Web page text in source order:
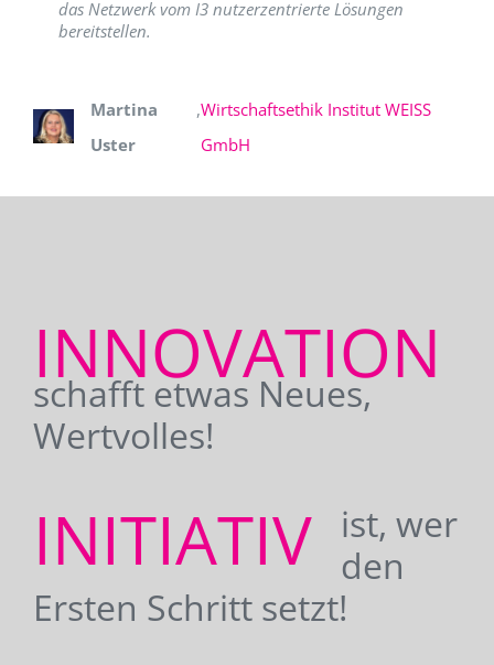
das Netzwerk vom I3 nutzerzentrierte Lösungen
bereitstellen.
Martina
Uster
,Wirtschaftsethik Institut WEISS
GmbH
INNOVATION
schafft etwas Neues,
Wertvolles!
INITIATIV
ist, wer
den
Ersten Schritt setzt!